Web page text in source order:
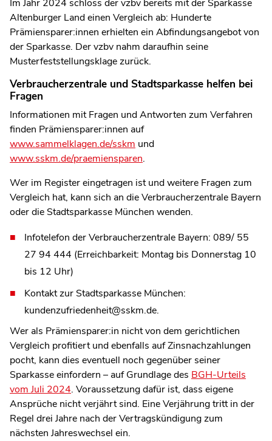
Im Jahr 2024 schloss der vzbv bereits mit der Sparkasse
Altenburger Land einen Vergleich ab: Hunderte
Prämiensparer:innen erhielten ein Abfindungsangebot von
der Sparkasse. Der vzbv nahm daraufhin seine
Musterfeststellungsklage zurück.
Verbraucherzentrale und Stadtsparkasse helfen bei
Fragen
Informationen mit Fragen und Antworten zum Verfahren
finden Prämiensparer:innen auf
www.sammelklagen.de/sskm und
www.sskm.de/praemiensparen.
Wer im Register eingetragen ist und weitere Fragen zum
Vergleich hat, kann sich an die Verbraucherzentrale Bayern
oder die Stadtsparkasse München wenden.
Infotelefon der Verbraucherzentrale Bayern: 089/ 55
27 94 444 (Erreichbarkeit: Montag bis Donnerstag 10
bis 12 Uhr)
Kontakt zur Stadtsparkasse München:
kundenzufriedenheit@sskm.de.
Wer als Prämiensparer:in nicht von dem gerichtlichen
Vergleich profitiert und ebenfalls auf Zinsnachzahlungen
pocht, kann dies eventuell noch gegenüber seiner
Sparkasse einfordern – auf Grundlage des BGH-Urteils
vom Juli 2024. Voraussetzung dafür ist, dass eigene
Ansprüche nicht verjährt sind. Eine Verjährung tritt in der
Regel drei Jahre nach der Vertragskündigung zum
nächsten Jahreswechsel ein.